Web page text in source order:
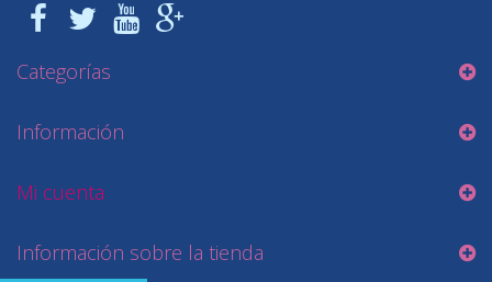
Categorías
Información
Mi cuenta
Información sobre la tienda